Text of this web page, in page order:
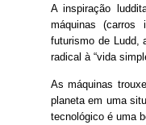
A inspiração
máquinas (carros
futurismo de Ludd,
radical à “vida
As máquinas
planeta em uma
tecnológico é uma